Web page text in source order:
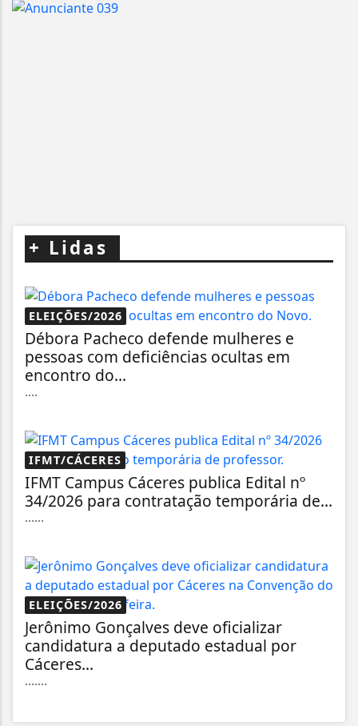
+ Lidas
ELEIÇÕES/2026
Débora Pacheco defende mulheres e
pessoas com deficiências ocultas em
encontro do...
....
IFMT/CÁCERES
IFMT Campus Cáceres publica Edital nº
34/2026 para contratação temporária de...
......
ELEIÇÕES/2026
Jerônimo Gonçalves deve oficializar
candidatura a deputado estadual por
Cáceres...
.......